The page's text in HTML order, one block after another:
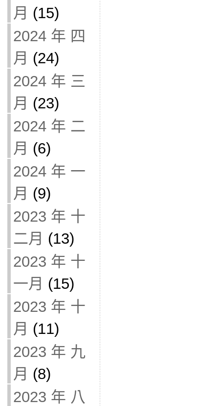
月 (15)
2024 年 四
月 (24)
2024 年 三
月 (23)
2024 年 二
月 (6)
2024 年 一
月 (9)
2023 年 十
二月 (13)
2023 年 十
一月 (15)
2023 年 十
月 (11)
2023 年 九
月 (8)
2023 年 八